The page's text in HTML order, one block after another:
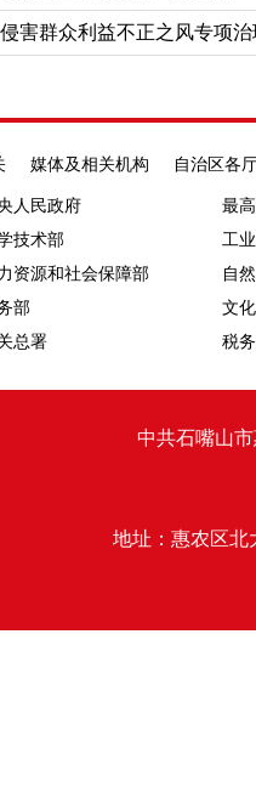
害群众利益不正之风专项治
媒体及相关机构 自治区各
人民政府
最
技术部
工
资源和社会保障部
自
部
文
总署 税
中共石嘴山
地址：惠农区北